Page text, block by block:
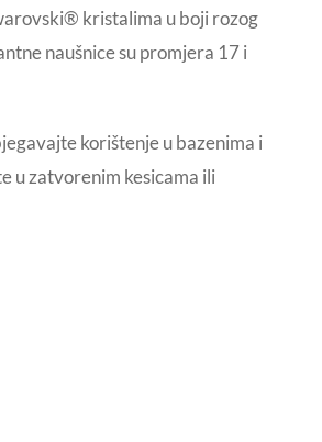
kristalima u boji rozog
naušnice su promjera 17 i
korištenje u bazenima i
u zatvorenim kesicama ili